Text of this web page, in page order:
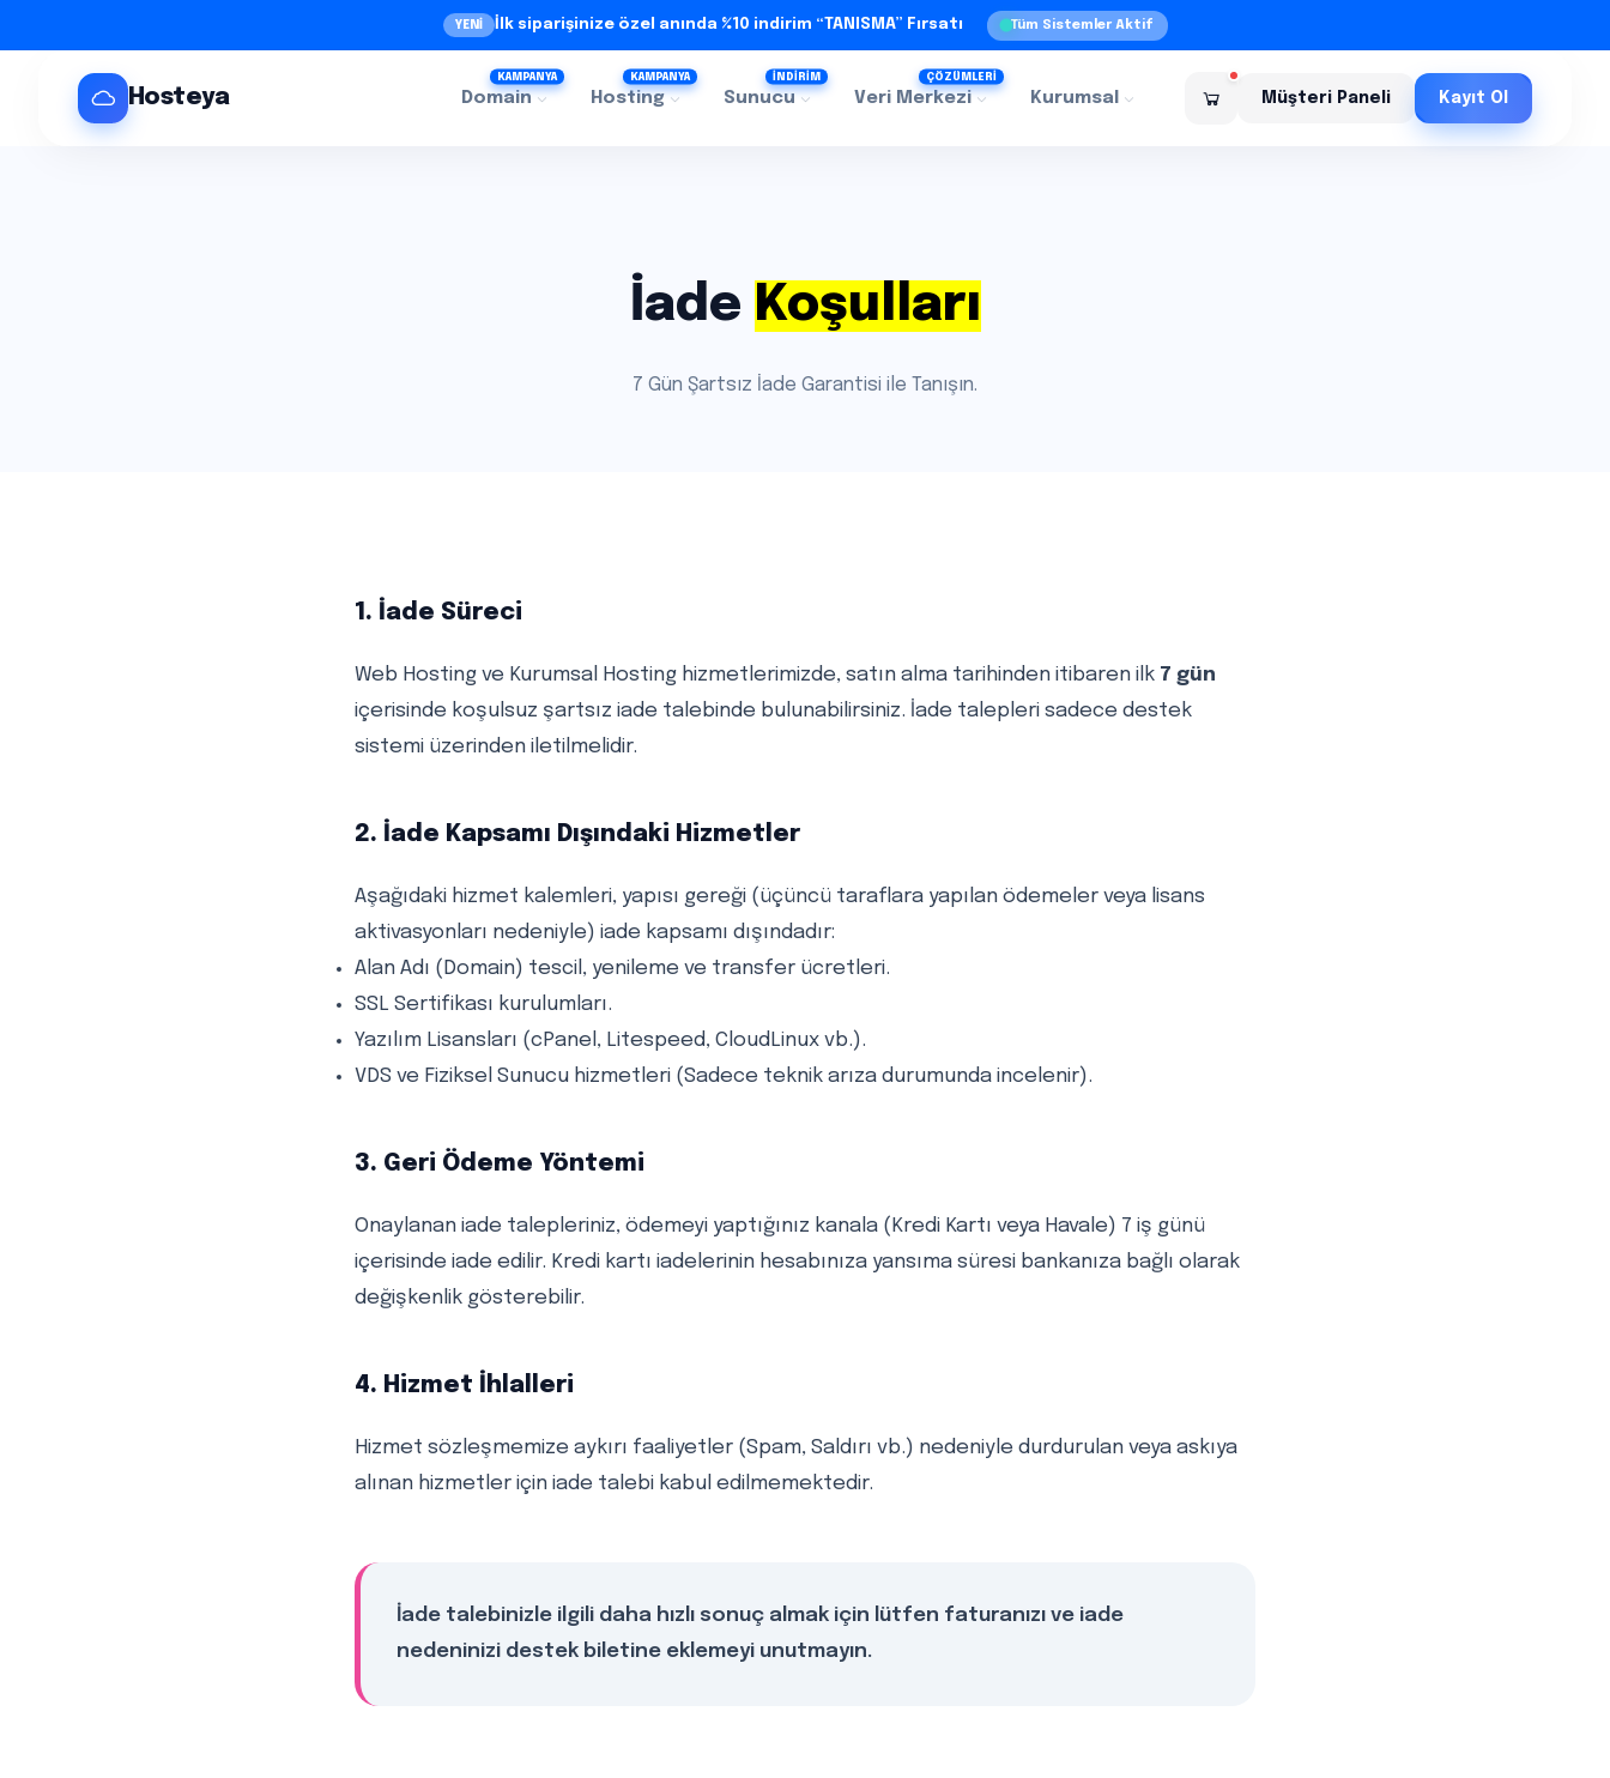
YENİ İlk siparişinize özel anında %10 indirim “TANISMA” Fırsatı Tüm Sistemler Aktif
Hosteya Domain
KAMPANYA
Hosting
KAMPANYA
Sunucu
İNDİRİM
Veri Merkezi
ÇÖZÜMLERİ
Kurumsal Müşteri Paneli Kayıt Ol
İade Koşulları
7 Gün Şartsız İade Garantisi ile Tanışın.
1. İade Süreci
Web Hosting ve Kurumsal Hosting hizmetlerimizde, satın alma tarihinden itibaren ilk 7 gün
içerisinde koşulsuz şartsız iade talebinde bulunabilirsiniz. İade talepleri sadece destek
sistemi üzerinden iletilmelidir.
2. İade Kapsamı Dışındaki Hizmetler
Aşağıdaki hizmet kalemleri, yapısı gereği (üçüncü taraflara yapılan ödemeler veya lisans
aktivasyonları nedeniyle) iade kapsamı dışındadır:
Alan Adı (Domain) tescil, yenileme ve transfer ücretleri.
SSL Sertifikası kurulumları.
Yazılım Lisansları (cPanel, Litespeed, CloudLinux vb.).
VDS ve Fiziksel Sunucu hizmetleri (Sadece teknik arıza durumunda incelenir).
3. Geri Ödeme Yöntemi
Onaylanan iade talepleriniz, ödemeyi yaptığınız kanala (Kredi Kartı veya Havale) 7 iş günü
içerisinde iade edilir. Kredi kartı iadelerinin hesabınıza yansıma süresi bankanıza bağlı olarak
değişkenlik gösterebilir.
4. Hizmet İhlalleri
Hizmet sözleşmemize aykırı faaliyetler (Spam, Saldırı vb.) nedeniyle durdurulan veya askıya
alınan hizmetler için iade talebi kabul edilmemektedir.
İade talebinizle ilgili daha hızlı sonuç almak için lütfen faturanızı ve iade
nedeninizi destek biletine eklemeyi unutmayın.